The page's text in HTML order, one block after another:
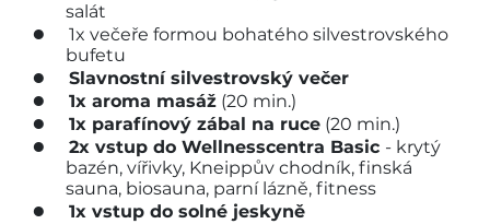
salát
1x večeře formou bohatého silvestrovského
bufetu
Slavnostní silvestrovský večer
1x aroma masáž(20 min.)
1x parafínový zábal na ruce(20 min.)
2x vstup do Wellnesscentra Basic - krytý
bazén, vířivky, Kneippův chodník, finská
sauna, biosauna, parní lázně, fitness
1x vstup do solné jeskyně